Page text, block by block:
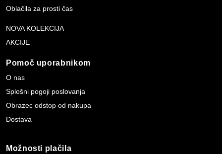
Oblačila za prosti čas
NOVA KOLEKCIJA
AKCIJE
Pomoč uporabnikom
O nas
Splošni pogoji poslovanja
Obrazec odstop od nakupa
Dostava
Možnosti plačila